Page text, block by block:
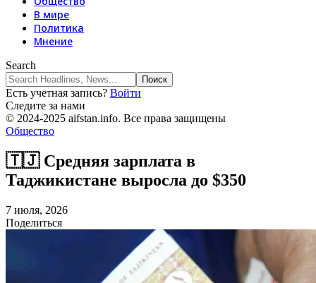
В мире
Политика
Мнение
Search
Есть учетная запись? Войти
Следите за нами
© 2024-2025 aifstan.info. Все права защищены
Общество
🇹🇯 Средняя зарплата в
Таджикистане выросла до $350
7 июля, 2026
Поделиться